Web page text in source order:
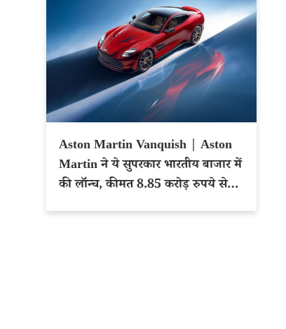
Aston Martin Vanquish | Aston
Martin ने ये सुपरकार भारतीय बाजार में
की लॉन्च, कीमत 8.85 करोड़ रुपये से